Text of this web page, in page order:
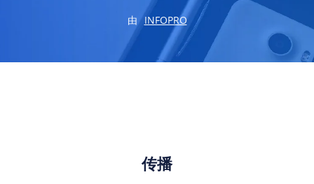
由 INFOPRO
传播